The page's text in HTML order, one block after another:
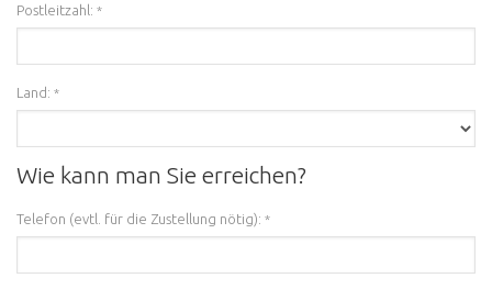
Postleitzahl: *
Land: *
Wie kann man Sie erreichen?
Telefon (evtl. für die Zustellung nötig): *